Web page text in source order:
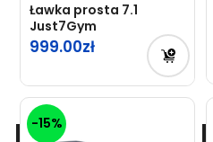
Ławka prosta 7.1
Just7Gym
999.00
-15%